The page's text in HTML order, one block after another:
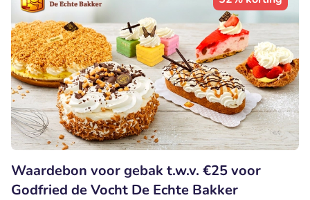
Waardebon voor gebak t.w.v. €25 voor
Godfried de Vocht De Echte Bakker